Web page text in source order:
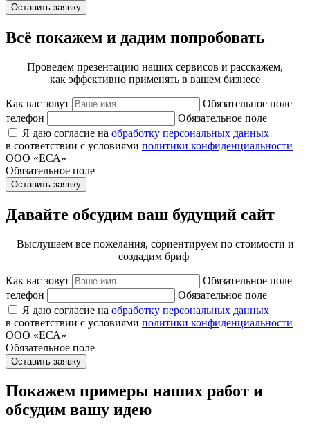
Оставить заявку
Всё покажем и дадим попробовать
Проведём презентацию наших сервисов и расскажем,
как эффективно применять в вашем бизнесе
Как вас зовут
Обязательное поле
телефон
Обязательное поле
Я даю согласие на обработку персональных данных
в соответствии с условиями политики конфиденциальности
ООО «ЕСА»
Обязательное поле
Оставить заявку
Давайте обсудим ваш будущий сайт
Выслушаем все пожелания, сориентируем по стоимости и
создадим бриф
Как вас зовут
Обязательное поле
телефон
Обязательное поле
Я даю согласие на обработку персональных данных
в соответствии с условиями политики конфиденциальности
ООО «ЕСА»
Обязательное поле
Оставить заявку
Покажем примеры наших работ и
обсудим вашу идею